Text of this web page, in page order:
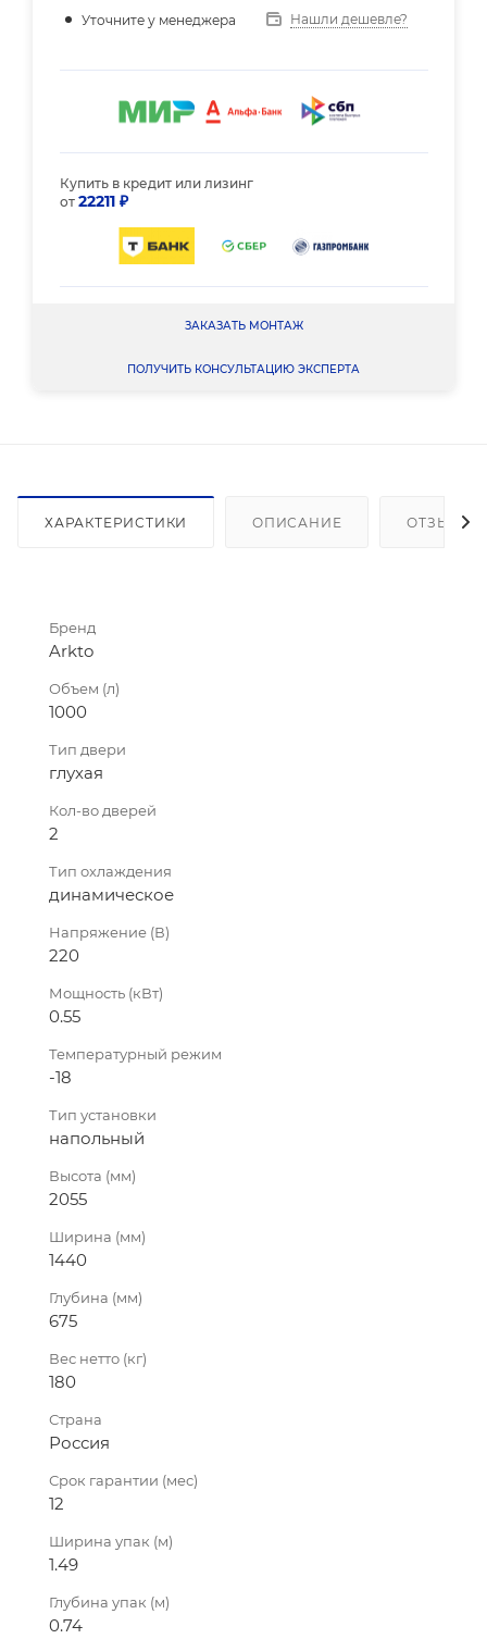
Уточните у менеджера Нашли дешевле?
Купить в кредит или лизинг
от 22211 ₽
ЗАКАЗАТЬ МОНТАЖ
ПОЛУЧИТЬ КОНСУЛЬТАЦИЮ ЭКСПЕРТА
ХАРАКТЕРИСТИКИ ОПИСАНИЕ ОТЗЫВЫ
Бренд
Arkto
Объем (л)
1000
Тип двери
глухая
Кол-во дверей
2
Тип охлаждения
динамическое
Напряжение (В)
220
Мощность (кВт)
0.55
Температурный режим
-18
Тип установки
напольный
Высота (мм)
2055
Ширина (мм)
1440
Глубина (мм)
675
Вес нетто (кг)
180
Страна
Россия
Срок гарантии (мес)
12
Ширина упак (м)
1.49
Глубина упак (м)
0.74